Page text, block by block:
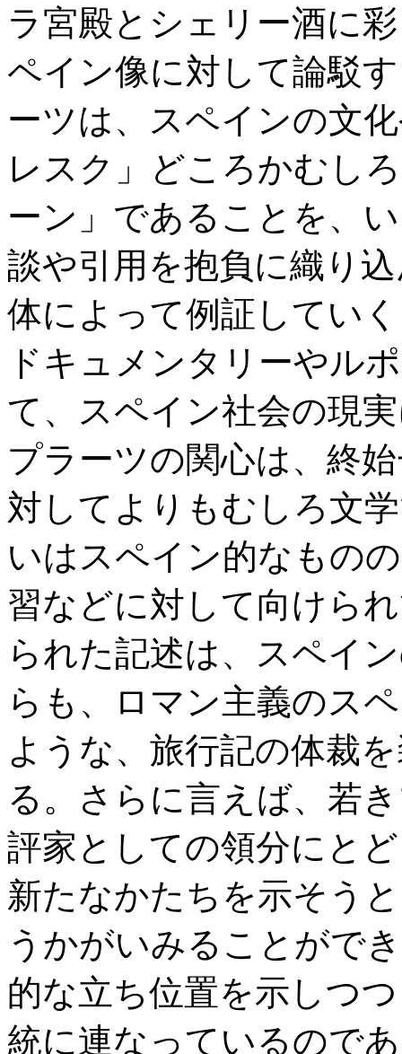
ラ宮殿とシェリー酒に
ペイン像に対して論駁
ーツは、スペインの文
レスク」どころかむし
ーン」であることを、
談や引用を抱負に織り
体によって例証してい
ドキュメンタリーやル
て、スペイン社会の現
プラーツの関心は、終
対してよりもむしろ文
いはスペイン的なもの
習などに対して向けら
られた記述は、スペイ
らも、ロマン主義のス
ような、旅行記の体裁
る。さらに言えば、若
評家としての領分にと
新たなかたちを示そう
うかがいみることがで
的な立ち位置を示しつ
統に連なっているので